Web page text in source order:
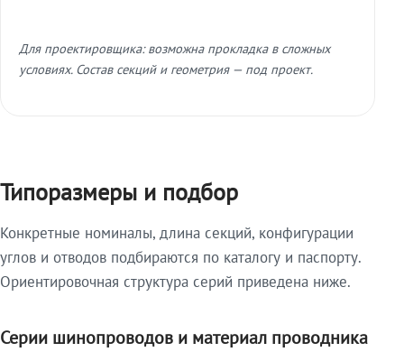
Для проектировщика: возможна прокладка в сложных
условиях. Состав секций и геометрия — под проект.
Типоразмеры и подбор
Конкретные номиналы, длина секций, конфигурации
углов и отводов подбираются по каталогу и паспорту.
Ориентировочная структура серий приведена ниже.
Серии шинопроводов и материал проводника